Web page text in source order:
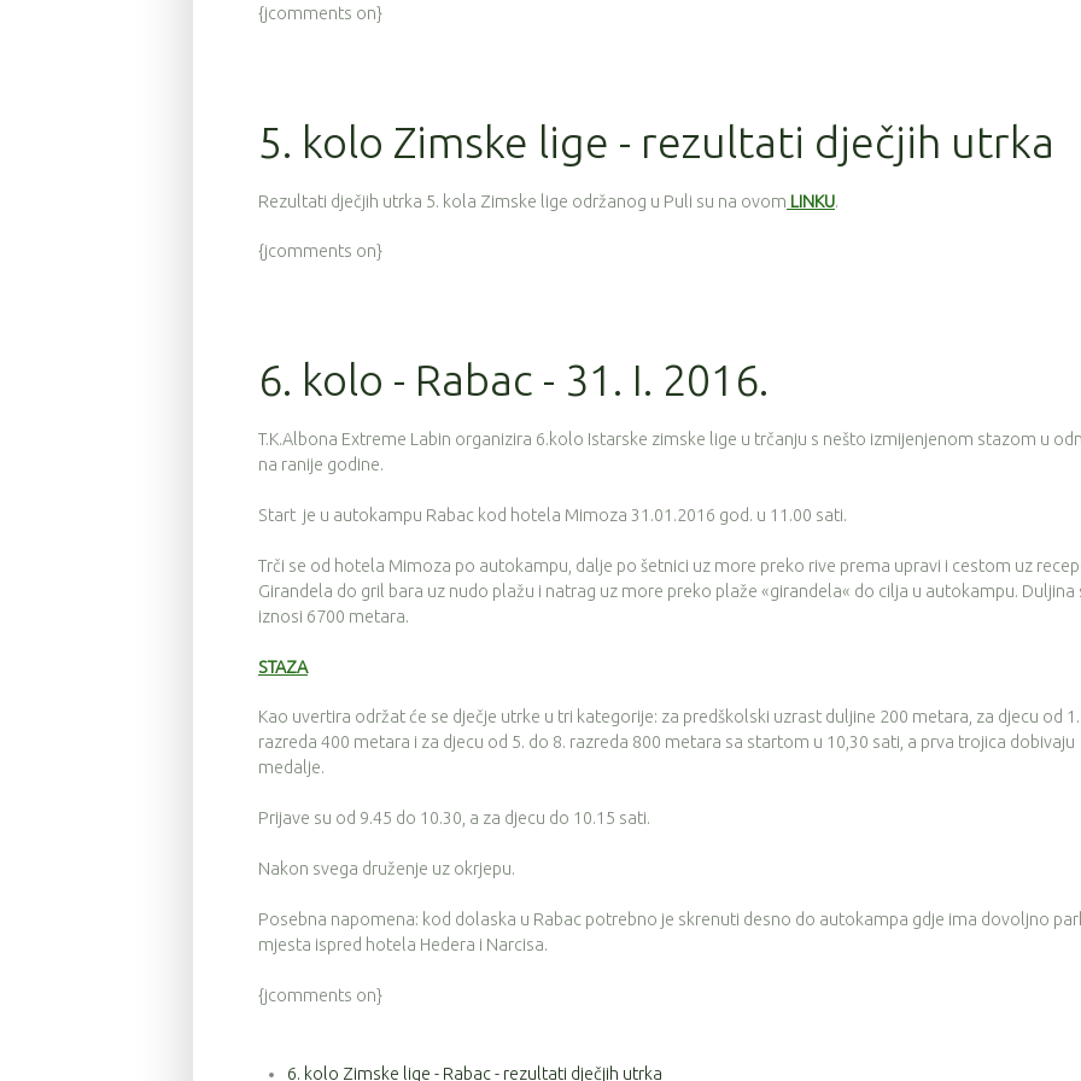
{jcomments on}
5. kolo Zimske lige - rezultati dječjih utrka
Rezultati dječjih utrka 5. kola Zimske lige održanog u Puli su na ovom LINKU.
{jcomments on}
6. kolo - Rabac - 31. I. 2016.
T.K.Albona Extreme Labin organizira 6.kolo Istarske zimske lige u trčanju s nešto izmijenjenom stazom u
na ranije godine.
Start je u autokampu Rabac kod hotela Mimoza 31.01.2016 god. u 11.00 sati.
Trči se od hotela Mimoza po autokampu, dalje po šetnici uz more preko rive prema upravi i cestom uz
Girandela do gril bara uz nudo plažu i natrag uz more preko plaže «girandela« do cilja u autokampu. Duljina
iznosi 6700 metara.
STAZA
Kao uvertira održat će se dječje utrke u tri kategorije: za predškolski uzrast duljine 200 metara, za djecu od 1.
razreda 400 metara i za djecu od 5. do 8. razreda 800 metara sa startom u 10,30 sati, a prva trojica dobivaju
medalje.
Prijave su od 9.45 do 10.30, a za djecu do 10.15 sati.
Nakon svega druženje uz okrjepu.
Posebna napomena: kod dolaska u Rabac potrebno je skrenuti desno do autokampa gdje ima dovoljno
mjesta ispred hotela Hedera i Narcisa.
{jcomments on}
6. kolo Zimske lige - Rabac - rezultati dječjih utrka